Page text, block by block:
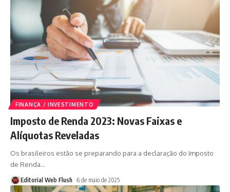
FINANÇA / INVESTIMENTO
Imposto de Renda 2023: Novas Faixas e
Alíquotas Reveladas
Os brasileiros estão se preparando para a declaração do Imposto
de Renda…
Editorial Web Flush 6 de maio de 2025